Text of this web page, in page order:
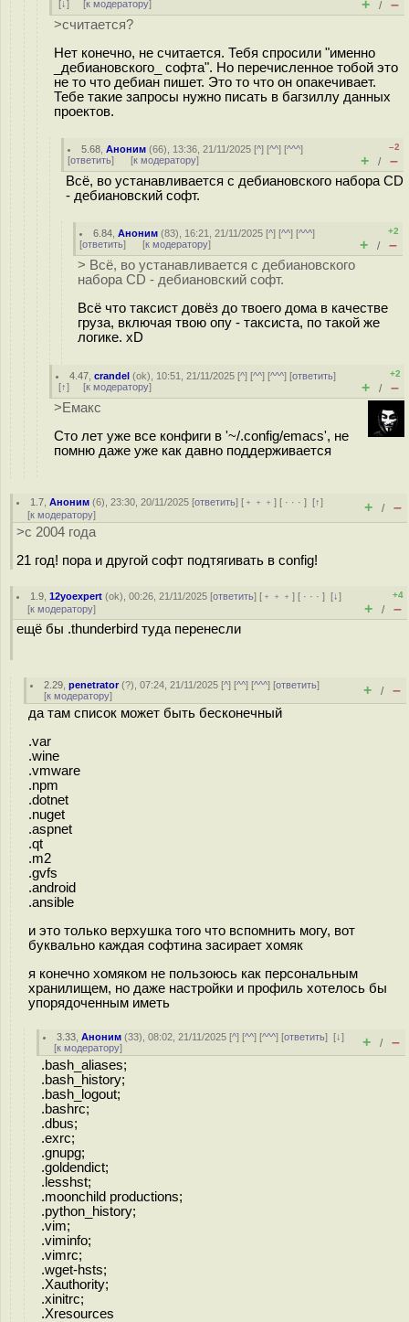
[↓] [к модератору] + / –
>считается?
Нет конечно, не считается. Тебя спросили "именно
_дебиановского_ софта". Но перечисленное тобой это
не то что дебиан пишет. Это то что он опакечивает.
Тебе такие запросы нужно писать в багзиллу данных
проектов.
5.68 ,Аноним (66), 13:36, 21/11/2025 [^] [^^] [^^^]
[ответить] [к модератору]
–2
+ / –
Всё, во устанавливается с дебиановского набора CD
- дебиановский софт.
6.84 ,Аноним (83), 16:21, 21/11/2025 [^] [^^] [^^^]
[ответить] [к модератору]
+2
+ / –
> Всё, во устанавливается с дебиановского
набора CD - дебиановский софт.
Всё что таксист довёз до твоего дома в качестве
груза, включая твою опу - таксиста, по такой же
логике. xD
4.47 ,crandel (ok), 10:51, 21/11/2025 [^] [^^] [^^^] [ответить]
[↑] [к модератору]
+2
+ / –
>Емакс
Сто лет уже все конфиги в '~/.config/emacs', не
помню даже уже как давно поддерживается
1.7 ,Аноним (6), 23:30, 20/11/2025 [ответить] [ ﹢﹢﹢] [ · · ·][↑]
[к модератору] + / –
>с 2004 года
21 год! пора и другой софт подтягивать в config!
1.9 ,12yoexpert (ok), 00:26, 21/11/2025 [ответить] [ ﹢﹢﹢] [ · · ·][↓]
[к модератору]
+4
+ / –
ещё бы .thunderbird туда перенесли
2.29 ,penetrator(?), 07:24, 21/11/2025 [^] [^^] [^^^] [ответить]
[к модератору] + / –
да там список может быть бесконечный
.var
.wine
.vmware
.npm
.dotnet
.nuget
.aspnet
.qt
.m2
.gvfs
.android
.ansible
и это только верхушка того что вспомнить могу, вот
буквально каждая софтина засирает хомяк
я конечно хомяком не пользоюсь как персональным
хранилищем, но даже настройки и профиль хотелось бы
упорядоченным иметь
3.33 ,Аноним (33), 08:02, 21/11/2025 [^] [^^] [^^^] [ответить][↓]
[к модератору] + / –
.bash_aliases;
.bash_history;
.bash_logout;
.bashrc;
.dbus;
.exrc;
.gnupg;
.goldendict;
.lesshst;
.moonchild productions;
.python_history;
.vim;
.viminfo;
.vimrc;
.wget-hsts;
.Xauthority;
.xinitrc;
.Xresources